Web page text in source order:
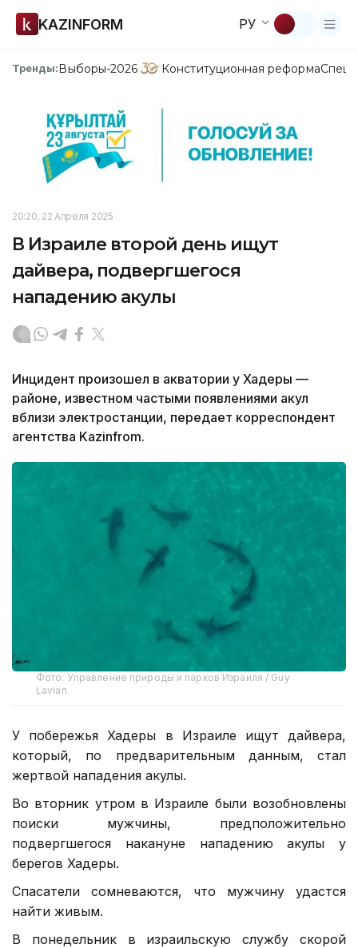
KAZINFORM РУ
Тренды:Выборы-2026 Конституционная реформа
20:20, 22 Апреля 2025
В Израиле второй день ищут
дайвера, подвергшегося
нападению акулы
Инцидент произошел в акватории у Хадеры —
районе, известном частыми появлениями акул
вблизи электростанции, передает корреспондент
агентства Kazinfrom.
Фото: Управление природы и парков Израиля / Guy
Lavian
У побережья Хадеры в Израиле ищут дайвера,
который, по предварительным данным, стал
жертвой нападения акулы.
Во вторник утром в Израиле были возобновлены
поиски мужчины, предположительно
подвергшегося накануне нападению акулы у
берегов Хадеры.
Спасатели сомневаются, что мужчину удастся
найти живым.
В понедельник в израильскую службу скорой